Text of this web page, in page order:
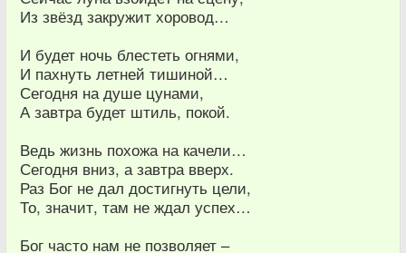
Из звёзд закружит хоровод…
И будет ночь блестеть огнями,
И пахнуть летней тишиной…
Сегодня на душе цунами,
А завтра будет штиль, покой.
Ведь жизнь похожа на качели…
Сегодня вниз, а завтра вверх.
Раз Бог не дал достигнуть цели,
То, значит, там не ждал успех…
Бог часто нам не позволяет –